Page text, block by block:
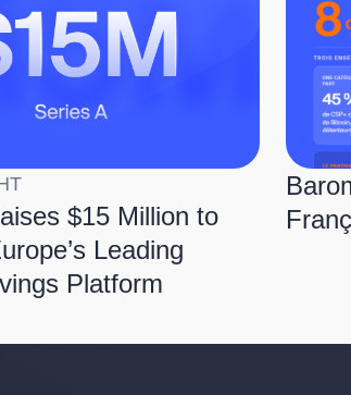
$15 Million to
Leading
Platform